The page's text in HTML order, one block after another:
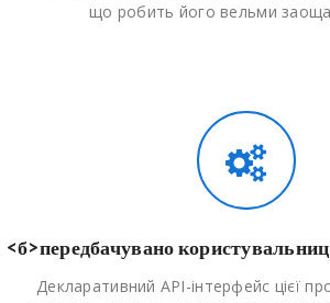
що робить його вельми
<б>передбачувано
Декларативний API-інтерфейс цієї